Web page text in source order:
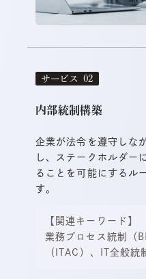
サービス
内部統制構築
企業が法令を遵守しな
し、ステークホルダー
ることを可能にするル
す。
【関連キーワード】
業務プロセス統制（
（ITAC）、IT全般統